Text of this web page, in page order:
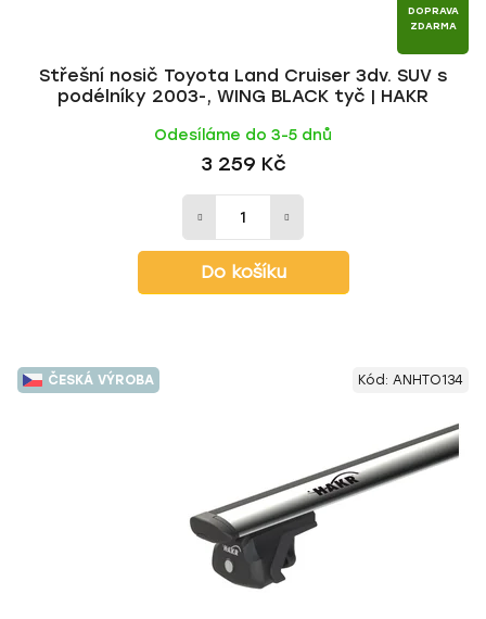
DOPRAVA
ZDARMA
Střešní nosič Toyota Land Cruiser 3dv. SUV s
podélníky 2003-, WING BLACK tyč | HAKR
Odesíláme do 3-5 dnů
3 259 Kč
Do košíku
ČESKÁ VÝROBA Kód: ANHTO134